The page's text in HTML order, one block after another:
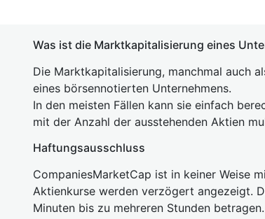
Was ist die Marktkapitalisierung eines
Die Marktkapitalisierung, manchmal auch
eines börsennotierten Unternehmens.
In den meisten Fällen kann sie einfach
mit der Anzahl der ausstehenden Aktien
Haftungsausschluss
CompaniesMarketCap ist in keiner Weise
Aktienkurse werden verzögert angezeigt.
Minuten bis zu mehreren Stunden betragen.